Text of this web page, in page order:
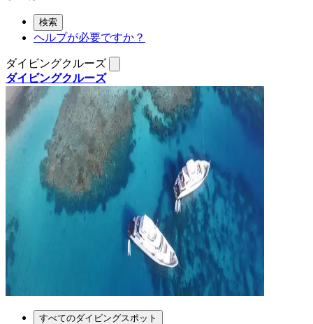
検索
ヘルプが必要ですか？
ダイビングクルーズ
ダイビングクルーズ
すべてのダイビングスポット